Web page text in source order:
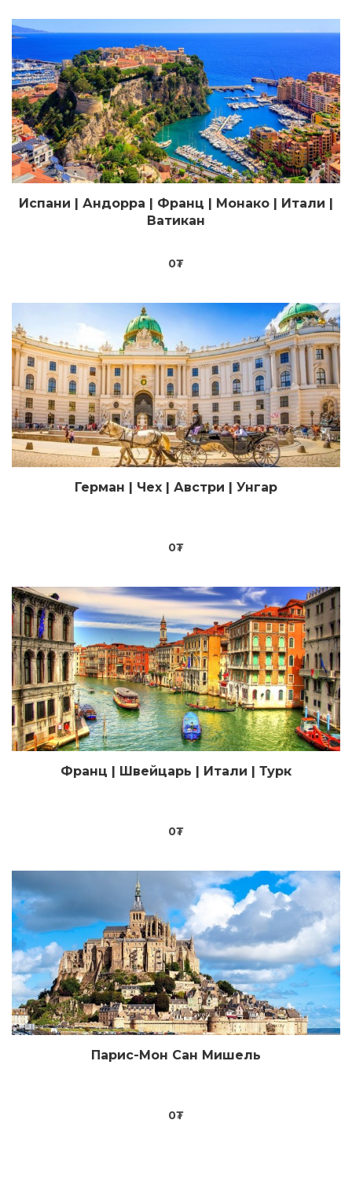
Цааш үзэх
Испани | Андорра | Франц | Монако | Итали |
Ватикан
0₮
Цааш үзэх
Герман | Чех | Австри | Унгар
0₮
Цааш үзэх
Франц | Швейцарь | Итали | Турк
0₮
Цааш үзэх
Парис-Мон Сан Мишель
0₮